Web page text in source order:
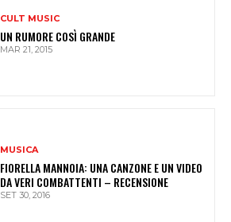
CULT MUSIC
UN RUMORE COSÌ GRANDE
MAR 21, 2015
MUSICA
FIORELLA MANNOIA: UNA CANZONE E UN VIDEO
DA VERI COMBATTENTI – RECENSIONE
SET 30, 2016